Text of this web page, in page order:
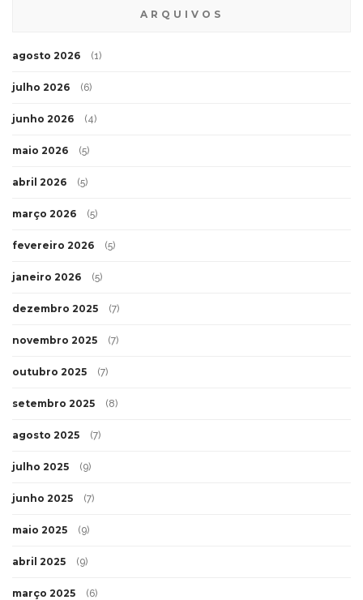
ARQUIVOS
agosto 2026 (1)
julho 2026 (6)
junho 2026 (4)
maio 2026 (5)
abril 2026 (5)
março 2026 (5)
fevereiro 2026 (5)
janeiro 2026 (5)
dezembro 2025 (7)
novembro 2025 (7)
outubro 2025 (7)
setembro 2025 (8)
agosto 2025 (7)
julho 2025 (9)
junho 2025 (7)
maio 2025 (9)
abril 2025 (9)
março 2025 (6)